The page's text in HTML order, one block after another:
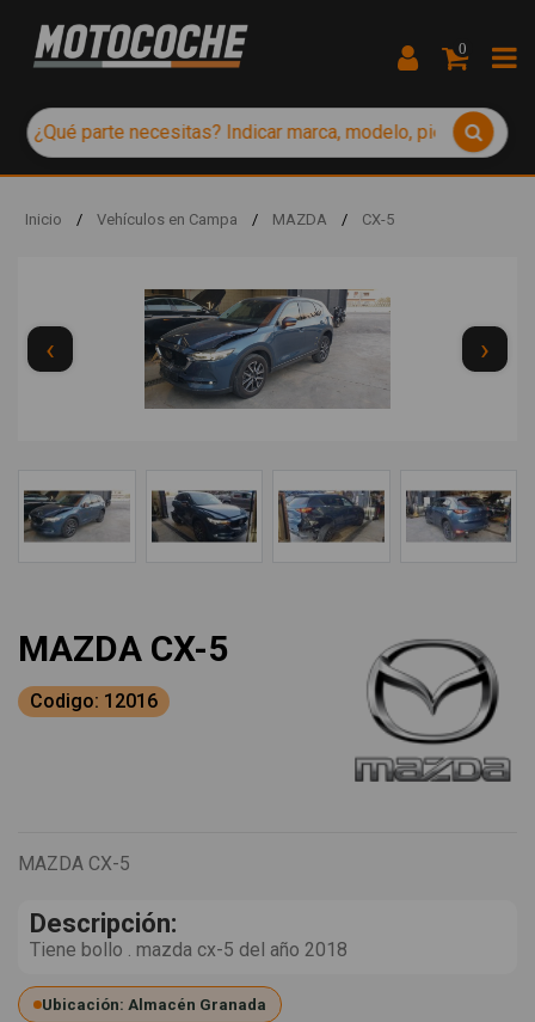
0
Inicio / Vehículos en Campa / MAZDA / CX-5
‹ ›
MAZDA CX-5
Codigo: 12016
MAZDA CX-5
Descripción:
Tiene bollo . mazda cx-5 del año 2018
Ubicación: Almacén Granada